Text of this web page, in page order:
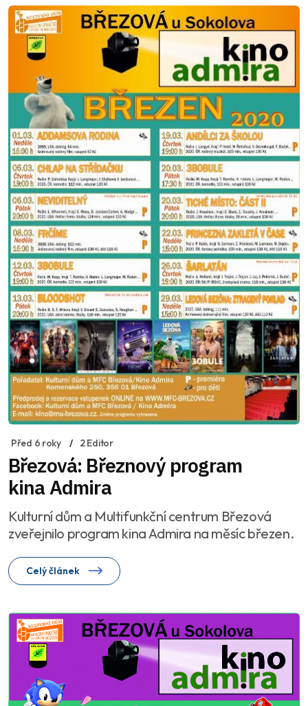
Před 6 roky 2 Editor
Březová: Březnový program
kina Admira
Kulturní dům a Multifunkční centrum Březová
zveřejnilo program kina Admira na měsíc březen.
Celý článek